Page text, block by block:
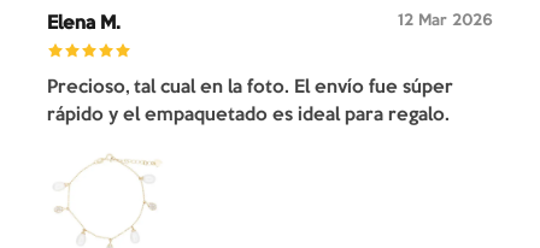
Elena M. 12 Mar 2026
Precioso, tal cual en la foto. El envío fue súper
rápido y el empaquetado es ideal para regalo.